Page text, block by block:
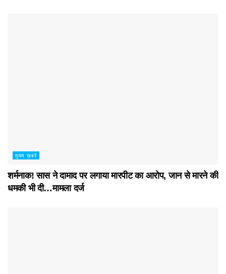
मुख्य ख़बरें
शर्मनाक! सास ने दामाद पर लगाया मारपीट का आरोप, जान से मारने की
धमकी भी दी…मामला दर्ज